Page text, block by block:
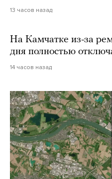
13 часов назад
На Камчатке из-за
дня полностью
14 часов назад